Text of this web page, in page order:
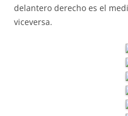
delantero derecho es el
viceversa.